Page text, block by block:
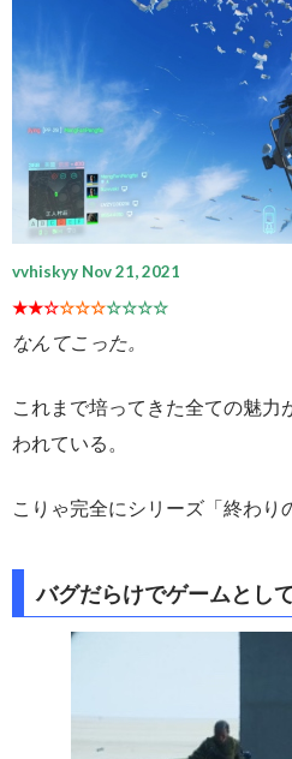
vvhiskyy Nov 21, 2021
★★☆☆☆☆☆☆☆☆
なんてこった。
これまで培ってきた全ての魅力
われている。
こりゃ完全にシリーズ「終わり
バグだらけでゲームとし